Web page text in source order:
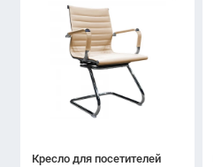
Кресло для посетителей